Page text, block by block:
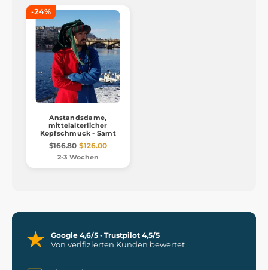
-24%
Anstandsdame,
mittelalterlicher
Kopfschmuck - Samt
$166.80 $126.00
2-3 Wochen
Google 4,6/5 · Trustpilot 4,5/5
Von verifizierten Kunden bewertet